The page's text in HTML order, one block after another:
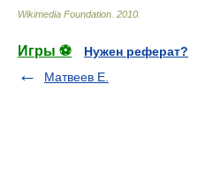
Wikimedia Foundation 2010
Игры ⚽
Нужен реферат?
Матвеев Е.